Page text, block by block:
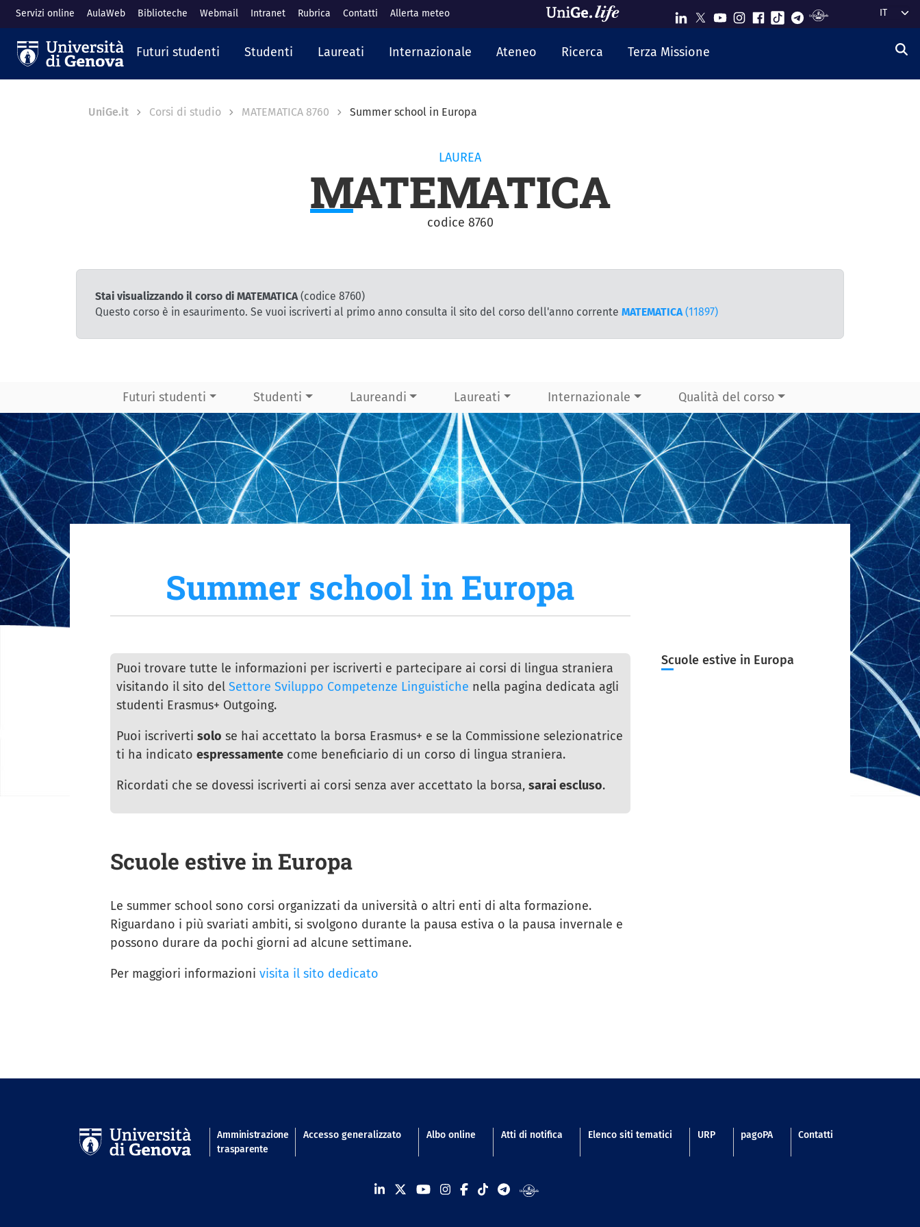
al contenuto principale
Servizi online AulaWeb Biblioteche Webmail Intranet Rubrica Contatti Allerta meteo Select
Navigazione principale
Futuri studenti Studenti Laureati Internazionale Ateneo Ricerca Terza Missione
Breadcrumb
UniGe.it Corsi di studio MATEMATICA 8760 Summer school in Europa
LAUREA
MATEMATICA
codice 8760
Stai visualizzando il corso di MATEMATICA(codice 8760)
Questo corso è in esaurimento. Se vuoi iscriverti al primo anno consulta il sito del corso dell'anno corrente MATEMATICA(11897)
Futuri studenti Studenti Laureandi Laureati Internazionale Qualità del corso
Summer school in Europa
Puoi trovare tutte le informazioni per iscriverti e partecipare ai corsi di lingua straniera
visitando il sito del Settore Sviluppo Competenze Linguistiche nella pagina dedicata agli
studenti Erasmus+ Outgoing.
Puoi iscriverti solo se hai accettato la borsa Erasmus+ e se la Commissione selezionatrice
ti ha indicato espressamentecome beneficiario di un corso di lingua straniera.
Ricordati che se dovessi iscriverti ai corsi senza aver accettato la borsa, sarai escluso.
Scuole estive in Europa
Le summer school sono corsi organizzati da università o altri enti di alta formazione.
Riguardano i più svariati ambiti, si svolgono durante la pausa estiva o la pausa invernale e
possono durare da pochi giorni ad alcune settimane.
Per maggiori informazioni visita il sito dedicato
Scuole estive in Europa
Navigation footer
Amministrazione
trasparente
Accesso generalizzato Albo online Atti di notifica Elenco siti tematici URP pagoPA Contatti